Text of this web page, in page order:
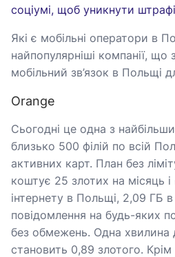
соціумі, щоб уникнути
Які є мобільні оператори в
найпопулярніші компанії, що
мобільний зв’язок в Польщі
Orange
Сьогодні це одна з
близько 500 філій по всій
активних карт. План без
коштує 25 злотих на місяць і
інтернету в Польщі, 2,09 ГБ
повідомлення на будь-яких
без обмежень. Одна хвилина
становить 0,89 злотого.